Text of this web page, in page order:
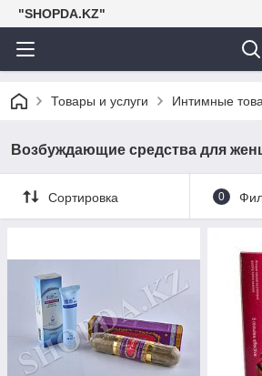
"SHOPDA.KZ"
Товары и услуги Интимные
Возбуждающие средства для
Сортировка 0